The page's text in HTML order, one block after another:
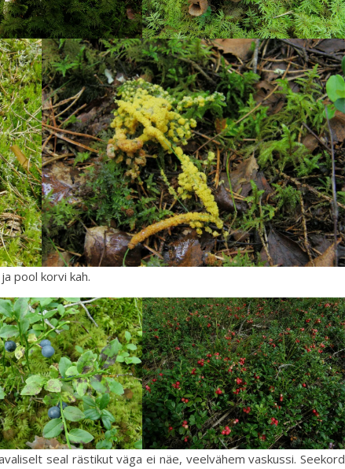
pool korvi kah.
seal rästikut väga ei näe, veelvähem vaskussi. Seekord